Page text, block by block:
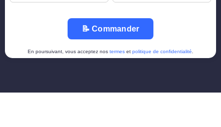
📝 Commander
En poursuivant, vous acceptez nos termes et politique de confidentialité